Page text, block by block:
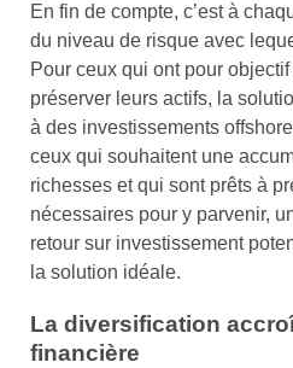
En fin de compte, c’est à
du niveau de risque avec
Pour ceux qui ont pour
préserver leurs actifs, la
à des investissements
ceux qui souhaitent une
richesses et qui sont prêts à
nécessaires pour y parvenir,
retour sur investissement
la solution idéale.
La diversification
financière